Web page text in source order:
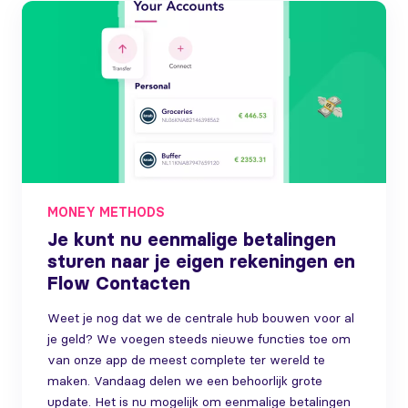
MONEY METHODS
Je kunt nu eenmalige betalingen
sturen naar je eigen rekeningen en
Flow Contacten
Weet je nog dat we de centrale hub bouwen voor al
je geld? We voegen steeds nieuwe functies toe om
van onze app de meest complete ter wereld te
maken. Vandaag delen we een behoorlijk grote
update. Het is nu mogelijk om eenmalige betalingen